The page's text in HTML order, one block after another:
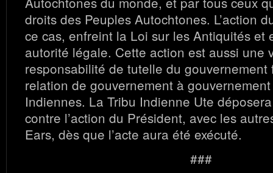
droits des Peuples Autochtones. L’action
ce cas, enfreint la Loi sur les Antiquités et
autorité légale. Cette action est aussi une
responsabilité de tutelle du
relation de gouvernement à
Indiennes. La Tribu Indienne Ute
contre l’action du Président, avec les
Ears, dès que l’acte aura été exécuté.
###